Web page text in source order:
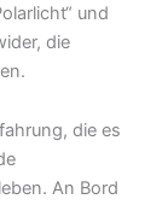
und
die
die es
An Bord